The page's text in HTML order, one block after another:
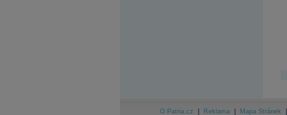
O Patria.cz Reklama Mapa Stránek